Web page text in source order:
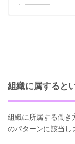
組織に属すると
組織に所属する働き
のパターンに該当し